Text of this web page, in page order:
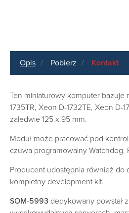
Opis Pobierz Kontakt
Ten miniaturowy komputer bazuje
1735TR, Xeon D-1732TE, Xeon D-
zaledwie 125 x 95 mm.
Moduł może pracować pod
czuwa programowalny Watchdog.
Producent udostępnia również do
kompletny development kit.
SOM-5993 dedykowany powstał